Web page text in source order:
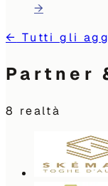
→
← Tutti gli
Partner
8 realtà